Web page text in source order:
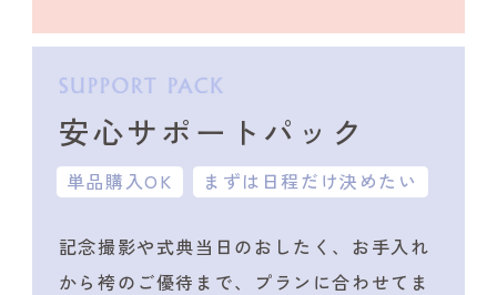
安心サポートパック
単品購入OK まずは日程だけ決めたい
記念撮影や式典当日のおしたく、 お手入れ
から袴のご優待まで、プランに合わせて ま